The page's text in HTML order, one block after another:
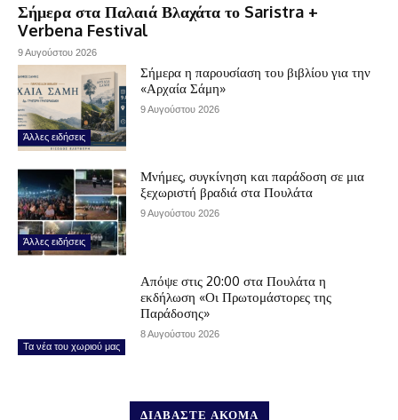
Σήμερα στα Παλαιά Βλαχάτα το Saristra +
Verbena Festival
9 Αυγούστου 2026
Άλλες ειδήσεις
Σήμερα η παρουσίαση του βιβλίου για την
«Αρχαία Σάμη»
9 Αυγούστου 2026
Άλλες ειδήσεις
Μνήμες, συγκίνηση και παράδοση σε μια
ξεχωριστή βραδιά στα Πουλάτα
9 Αυγούστου 2026
Τα νέα του χωριού μας
Απόψε στις 20:00 στα Πουλάτα η
εκδήλωση «Οι Πρωτομάστορες της
Παράδοσης»
8 Αυγούστου 2026
ΔΙΑΒΑΣΤΕ ΑΚΟΜΑ